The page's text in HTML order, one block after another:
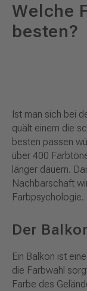
Welche
besten?
Ist man sich bei
quält einem die
besten passen
über 400
länger dauern.
Nachbarschaft
Farbpsychologie.
Der
Ein Balkon ist
die Farbwahl
Farbe des